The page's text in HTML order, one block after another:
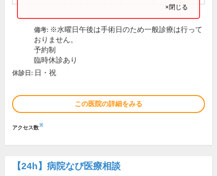
×閉じる
備考: ※水曜日午後は手術日のため一般診療は行って
おりません。
予約制
臨時休診あり
休診日: 日・祝
この医院の詳細をみる
アクセス数※
【24h】 病院なび医療相談